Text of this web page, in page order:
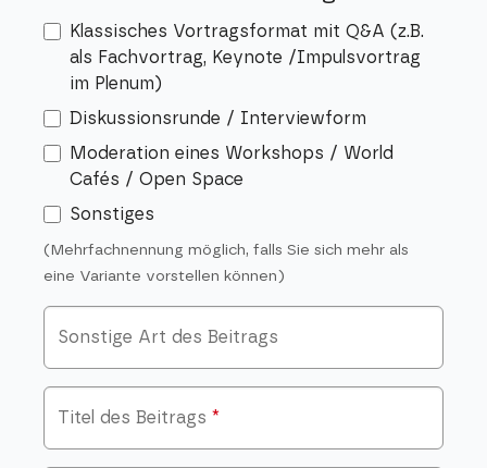
Klassisches Vortragsformat mit Q&A (z.B.
als Fachvortrag, Keynote /Impulsvortrag
im Plenum)
Diskussionsrunde / Interviewform
Moderation eines Workshops / World
Cafés / Open Space
Sonstiges
(Mehrfachnennung möglich, falls Sie sich mehr als
eine Variante vorstellen können)
Sonstige Art des Beitrags
Titel des Beitrags *